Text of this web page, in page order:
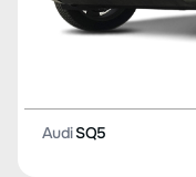
AudiSQ5